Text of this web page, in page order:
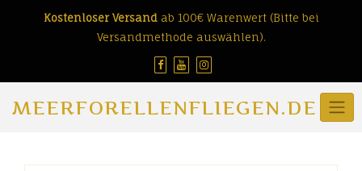
Kostenloser Versandab 100€ Warenwert (Bitte bei
Versandmethode auswählen).
MEERFORELLENFLIEGEN.DE